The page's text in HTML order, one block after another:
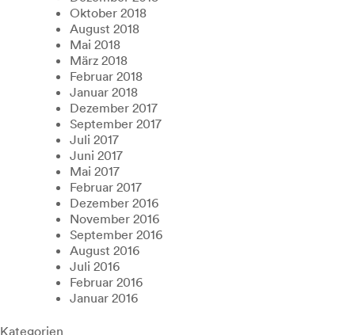
Oktober 2018
August 2018
Mai 2018
März 2018
Februar 2018
Januar 2018
Dezember 2017
September 2017
Juli 2017
Juni 2017
Mai 2017
Februar 2017
Dezember 2016
November 2016
September 2016
August 2016
Juli 2016
Februar 2016
Januar 2016
Kategorien